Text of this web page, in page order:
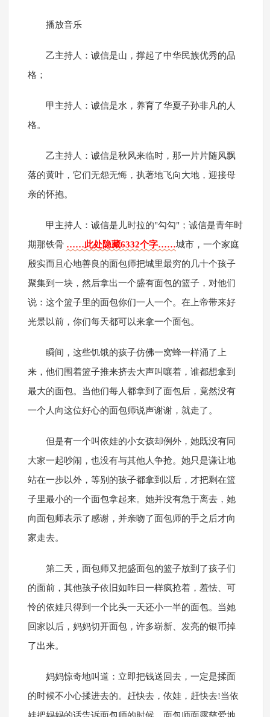
播放音乐
乙主持人：诚信是山，撑起了中华民族优秀的品
格；
甲主持人：诚信是水，养育了华夏子孙非凡的人
格。
乙主持人：诚信是秋风来临时，那一片片随风飘
落的黄叶，它们无怨无悔，执著地飞向大地，迎接母
亲的怀抱。
甲主持人：诚信是儿时拉的"勾勾"；诚信是青年时
期那铁骨 ……此处隐藏6332个字……城市，一个家庭
殷实而且心地善良的面包师把城里最穷的几十个孩子
聚集到一块，然后拿出一个盛有面包的篮子，对他们
说：这个篮子里的面包你们一人一个。在上帝带来好
光景以前，你们每天都可以来拿一个面包。
瞬间，这些饥饿的孩子仿佛一窝蜂一样涌了上
来，他们围着篮子推来挤去大声叫嚷着，谁都想拿到
最大的面包。当他们每人都拿到了面包后，竟然没有
一个人向这位好心的面包师说声谢谢，就走了。
但是有一个叫依娃的小女孩却例外，她既没有同
大家一起吵闹，也没有与其他人争抢。她只是谦让地
站在一步以外，等别的孩子都拿到以后，才把剩在篮
子里最小的一个面包拿起来。她并没有急于离去，她
向面包师表示了感谢，并亲吻了面包师的手之后才向
家走去。
第二天，面包师又把盛面包的篮子放到了孩子们
的面前，其他孩子依旧如昨日一样疯抢着，羞怯、可
怜的依娃只得到一个比头一天还小一半的面包。当她
回家以后，妈妈切开面包，许多崭新、发亮的银币掉
了出来。
妈妈惊奇地叫道：立即把钱送回去，一定是揉面
的时候不小心揉进去的。赶快去，依娃，赶快去!当依